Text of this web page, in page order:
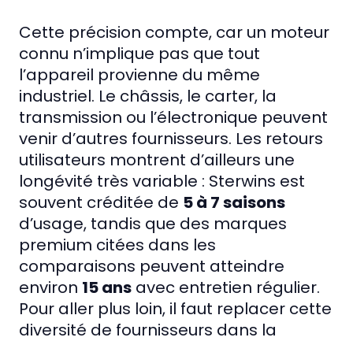
Cette précision compte, car un moteur
connu n’implique pas que tout
l’appareil provienne du même
industriel. Le châssis, le carter, la
transmission ou l’électronique peuvent
venir d’autres fournisseurs. Les retours
utilisateurs montrent d’ailleurs une
longévité très variable : Sterwins est
souvent créditée de 5 à 7 saisons
d’usage, tandis que des marques
premium citées dans les
comparaisons peuvent atteindre
environ 15 ans avec entretien régulier.
Pour aller plus loin, il faut replacer cette
diversité de fournisseurs dans la